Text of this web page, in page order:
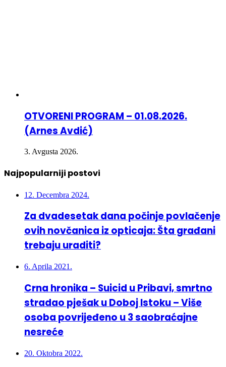
OTVORENI PROGRAM – 01.08.2026.
(Arnes Avdić)
3. Avgusta 2026.
Najpopularniji postovi
12. Decembra 2024.
Za dvadesetak dana počinje povlačenje
ovih novčanica iz opticaja: Šta građani
trebaju uraditi?
6. Aprila 2021.
Crna hronika – Suicid u Pribavi, smrtno
stradao pješak u Doboj Istoku – Više
osoba povrijeđeno u 3 saobraćajne
nesreće
20. Oktobra 2022.